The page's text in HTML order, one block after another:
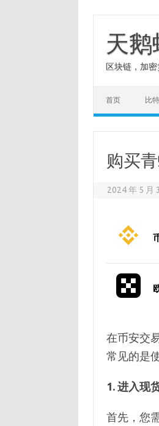
content
天鹅
区块链，加
首页 比
购买
2024 年 5 月
在币安交
常见的是
1. 进入现
首先，您